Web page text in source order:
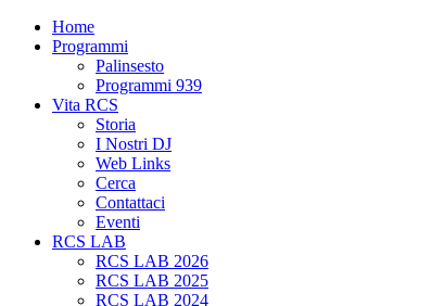
Home
Programmi
Palinsesto
Programmi 939
Vita RCS
Storia
I Nostri DJ
Web Links
Cerca
Contattaci
Eventi
RCS LAB
RCS LAB 2026
RCS LAB 2025
RCS LAB 2024